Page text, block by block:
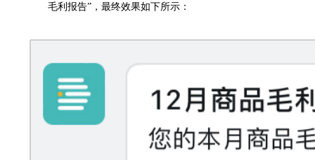
毛利报告”，最终效果如下所示：